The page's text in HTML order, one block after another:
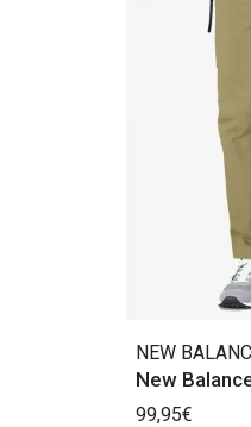
NEW
New
99,95€